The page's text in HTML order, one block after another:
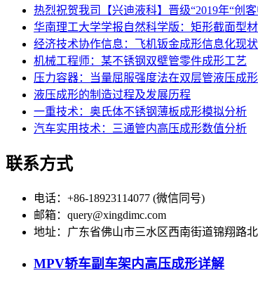
热烈祝贺我司【兴迪液科】晋级“2019年“创
华南理工大学学报自然科学版：矩形截面型
经济技术协作信息：飞机钣金成形信息化现状
机械工程师：某不锈钢双壁管零件成形工艺
压力容器：当量屈服强度法在双层管液压成
液压成形的制造过程及发展历程
一重技术：奥氏体不锈钢薄板成形模拟分析
汽车实用技术：三通管内高压成形数值分析
联系方式
电话：+86-18923114077 (微信同号)
邮箱：query@xingdimc.com
地址：广东省佛山市三水区西南街道锦翔路
MPV轿车副车架内高压成形详解